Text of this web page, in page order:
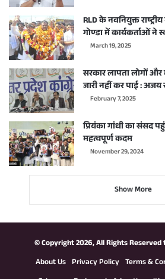
RLD के नवनियुक्त
गोण्डा में कार्यकर्ताओं ने
March 19, 2025
सरकार लापता लोगों
जारी नहीं कर पाई : अजय
February 7, 2025
प्रियंका गांधी का संसद
महत्वपूर्ण कदम
November 29, 2024
Show More
© Copyright 2026, All Rights Reserved
About Us Privacy Policy Terms &